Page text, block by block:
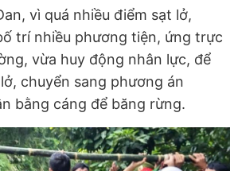
vì quá nhiều điểm sạt lở,
trí nhiều phương tiện, ứng trực
vừa huy động nhân lực, để
chuyển sang phương án
bằng cáng để băng rừng.